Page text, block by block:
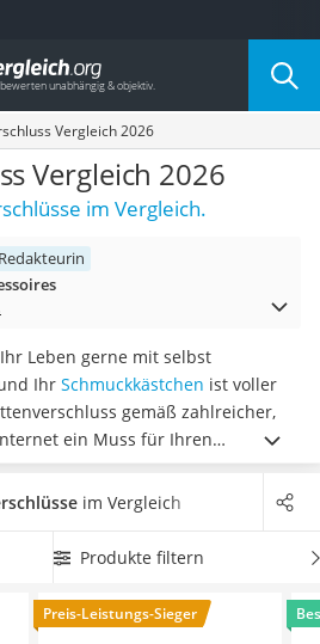
Kategorie
Vergleich 2026
Vergleich 2026
im Vergleich.
Redakteurin
Leben gerne mit selbst
Ihr Schmuckkästchen ist voller
gemäß zahlreicher,
ein Muss für Ihren
einsetzbar, nachhaltig und
und schmiegt sich, beispielsweise
aus unserer Produkttabelle
auf das nächste Level zu
hier im August 2026 besonders
im Vergleich
Produkte filtern
Preis-Leistungs-Sieger